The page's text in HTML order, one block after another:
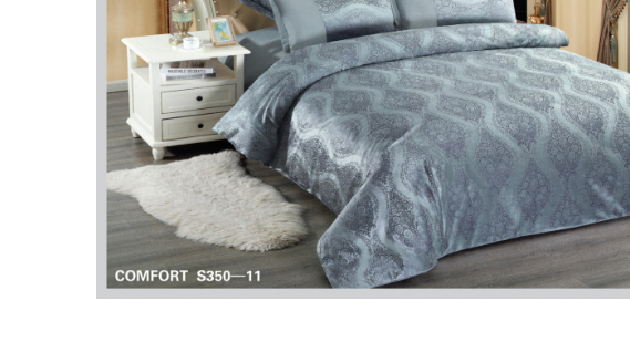
Lenjerii Creponate
Lenjerii de finet Iprimate Digital
Lenjerii de pat Bumbac 100%
Lenjerii de pat Finet + 2 Draperii
Lenjerii de pat Saten 4 piese cu